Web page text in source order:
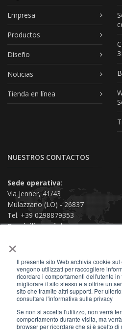
×
Il presente sito Web archivia cookie
vengono utilizzati per raccogliere
ricordare i comportamenti dell'utente in
migliorare il sito stesso e a offrire un
sito che tramite altri supporti. Per
consultare l'informativa sulla privacy
Se non si accetta l'utilizzo, non verrà
comportamento durante visita, ma
browser per ricordare che si è scelto
Empresa
Productos
Diseño
Noticias
Tienda en línea
NUESTROS CONTACTOS
Sede operativa:
Via Jenner, 41/43
Mulazzano (LO) - 26837
Tel. +39 0298879353
Domicilio social:
Piacenza (PC) - 29121
Contáctenos
2026 © All Rights